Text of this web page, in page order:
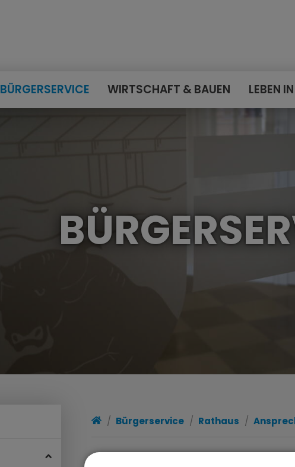
BÜRGERSERVICE WIRTSCHAFT & BAUEN LEBEN
Bürgerservice Rathaus